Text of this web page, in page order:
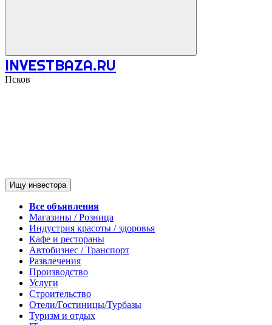
INVESTBAZA.RU
Псков
Ищу инвестора
Все объявления
Магазины / Розница
Индустрия красоты / здоровья
Кафе и рестораны
Автобизнес / Транспорт
Развлечения
Производство
Услуги
Строительство
Отели/Гостиницы/Турбазы
Туризм и отдых